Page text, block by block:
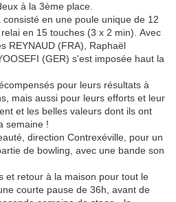
à la 3ème place.
en une poule unique de 12
en 15 touches (3 x 2 min). Avec
REYNAUD (FRA), Raphaël
(GER) s'est imposée haut la
pour leurs résultats à
mais aussi pour leurs efforts et leur
et les belles valeurs dont ils ont
semaine !
direction Contrexéville, pour un
de bowling, avec une bande son
et retour à la maison pour tout le
courte pause de 36h, avant de